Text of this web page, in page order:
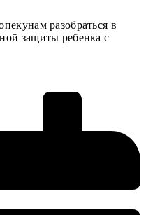
разобраться в
защиты ребенка с